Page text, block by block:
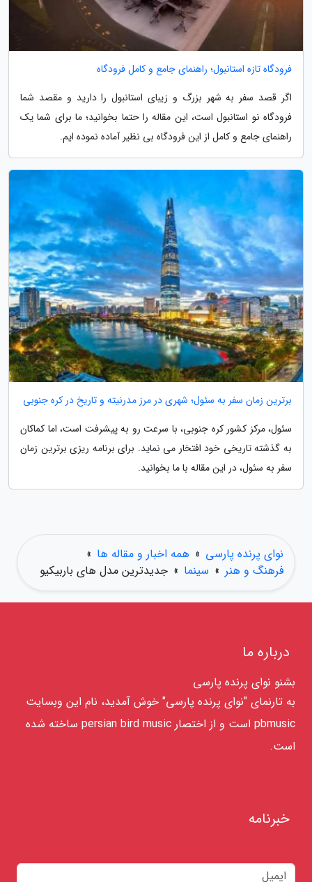
فرودگاه تازه استانبول؛ راهنمای جامع و کامل فرودگاه
اگر قصد سفر به شهر بزرگ و زیبای استانبول را دارید و مقصد شما
فرودگاه نو استانبول است، این مقاله را حتما بخوانید؛ ما برای شما یک
راهنمای جامع و کامل از این فرودگاه بی نظیر آماده نموده ایم.
برترین زمان سفر به سئول؛ شهری در مرز مدرنیته و تاریخ در کره جنوبی
سئول، مرکز کشور کره جنوبی، با سرعت رو به پیشرفت است، اما کماکان
به گذشته تاریخی خود افتخار می نماید. برای برنامه ریزی برترین زمان
سفر به سئول، در این مقاله با ما بخوانید.
نوای پرنده پارسی » همه اخبار و مقاله ها »
فرهنگ و هنر » سینما » جدیدترین مدل های باربیکیو
درباره ما
بشنو نوای پرنده پارسی
به تارنمای "نوای پرنده پارسی" خوش آمدید، نام این وبسایت
pbmusic است و از اختصار persian bird music ساخته شده
است.
خبرنامه